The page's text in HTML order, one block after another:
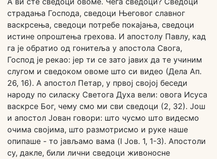
страдања Господа, сведоци Његовог славног
васкрсења, сведоци потребе покајања, сведоци
истине опроштења грехова. И апостолу Павлу, кад
га је обратио од гонитеља у апостола Свога,
Господ је рекао: јер ти се зато јавих да те учиним
слугом и сведоком овоме што си видео (Дела Ап.
26, 16). А апостол Петар, у првој својој беседи
народу по силаску Светога Духа вели: овога Исуса
васкрсе Бог, чему смо ми сви сведоци (2, 32). Још
и апостол Јован говори: што чусмо што видесмо
очима својима, што размотрисмо и руке наше
опипаше - то јављамо вама (I Јов. 1, 1-3). Апостоли
су, дакле, били лични сведоци живоносне